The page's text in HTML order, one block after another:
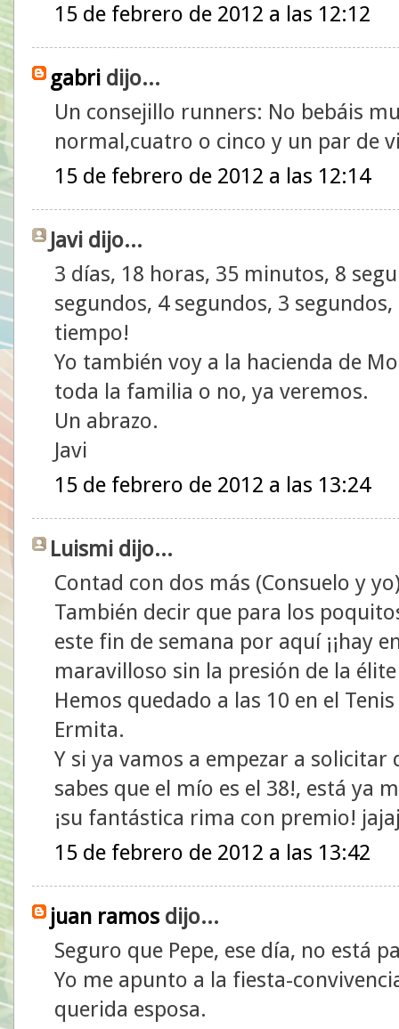
15 de febrero de 2012 a las 12:12
gabri dijo...
Un consejillo runners: No bebáis
normal,cuatro o cinco y un par de
15 de febrero de 2012 a las 12:14
Javi dijo...
3 días, 18 horas, 35 minutos, 8
segundos, 4 segundos, 3
tiempo!
Yo también voy a la hacienda de
toda la familia o no, ya veremos.
Un abrazo.
Javi
15 de febrero de 2012 a las 13:24
Luismi dijo...
Contad con dos más (Consuelo y
También decir que para los
este fin de semana por aquí ¡¡hay
maravilloso sin la presión de la
Hemos quedado a las 10 en el
Ermita.
Y si ya vamos a empezar a solicitar
sabes que el mío es el 38!, está ya
¡su fantástica rima con premio!
15 de febrero de 2012 a las 13:42
juan ramos dijo...
Seguro que Pepe, ese día, no está
Yo me apunto a la fiesta-
querida esposa.